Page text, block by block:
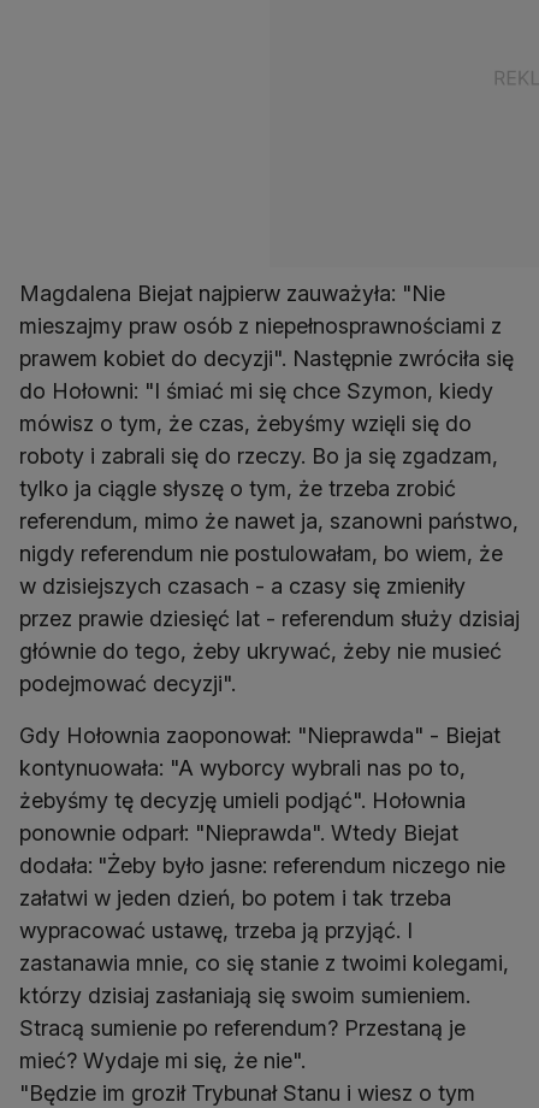
Magdalena Biejat najpierw zauważyła: "Nie
mieszajmy praw osób z niepełnosprawnościami z
prawem kobiet do decyzji". Następnie zwróciła się
do Hołowni: "I śmiać mi się chce Szymon, kiedy
mówisz o tym, że czas, żebyśmy wzięli się do
roboty i zabrali się do rzeczy. Bo ja się zgadzam,
tylko ja ciągle słyszę o tym, że trzeba zrobić
referendum, mimo że nawet ja, szanowni państwo,
nigdy referendum nie postulowałam, bo wiem, że
w dzisiejszych czasach - a czasy się zmieniły
przez prawie dziesięć lat - referendum służy dzisiaj
głównie do tego, żeby ukrywać, żeby nie musieć
podejmować decyzji".
Gdy Hołownia zaoponował: "Nieprawda" - Biejat
kontynuowała: "A wyborcy wybrali nas po to,
żebyśmy tę decyzję umieli podjąć". Hołownia
ponownie odparł: "Nieprawda". Wtedy Biejat
dodała: "Żeby było jasne: referendum niczego nie
załatwi w jeden dzień, bo potem i tak trzeba
wypracować ustawę, trzeba ją przyjąć. I
zastanawia mnie, co się stanie z twoimi kolegami,
którzy dzisiaj zasłaniają się swoim sumieniem.
Stracą sumienie po referendum? Przestaną je
mieć? Wydaje mi się, że nie".
"Będzie im groził Trybunał Stanu i wiesz o tym